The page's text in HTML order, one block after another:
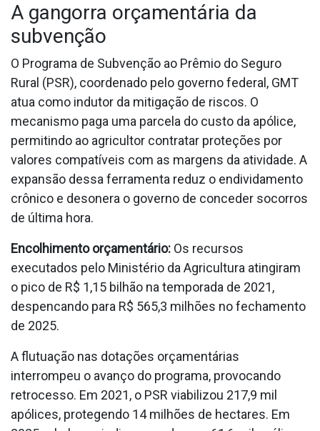
A gangorra orçamentária da
subvenção
O Programa de Subvenção ao Prêmio do Seguro
Rural (PSR), coordenado pelo governo federal, GMT
atua como indutor da mitigação de riscos. O
mecanismo paga uma parcela do custo da apólice,
permitindo ao agricultor contratar proteções por
valores compatíveis com as margens da atividade. A
expansão dessa ferramenta reduz o endividamento
crônico e desonera o governo de conceder socorros
de última hora.
Encolhimento orçamentário: Os recursos
executados pelo Ministério da Agricultura atingiram
o pico de R$ 1,15 bilhão na temporada de 2021,
despencando para R$ 565,3 milhões no fechamento
de 2025.
A flutuação nas dotações orçamentárias
interrompeu o avanço do programa, provocando
retrocesso. Em 2021, o PSR viabilizou 217,9 mil
apólices, protegendo 14 milhões de hectares. Em